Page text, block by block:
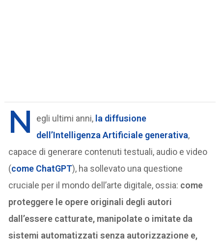
N egli ultimi anni, la diffusione
dell’Intelligenza Artificiale generativa,
capace di generare contenuti testuali, audio e video
(come ChatGPT), ha sollevato una questione
cruciale per il mondo dell’arte digitale, ossia: come
proteggere le opere originali degli autori
dall’essere catturate, manipolate o imitate da
sistemi automatizzati senza autorizzazione e,